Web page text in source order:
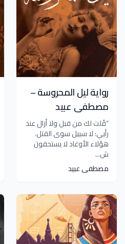
رواية ليل المحروسة –
مصطفى عبيد
“قُلت لك من قبل ولا أزال عند
رأيي: لا سبيل سوى القتل.
هؤلاء الأوغاد لا يستحقون
ش...
مصطفى عبيد